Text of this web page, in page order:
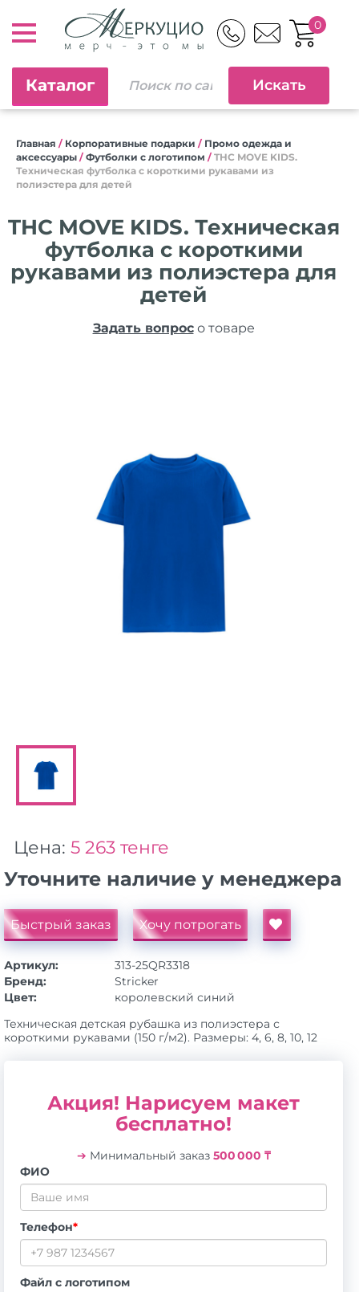
0
Каталог
Главная / Корпоративные подарки / Промо одежда и
аксессуары / Футболки с логотипом / THC MOVE KIDS.
Техническая футболка с короткими рукавами из
полиэстера для детей
THC MOVE KIDS. Техническая
футболка с короткими
рукавами из полиэстера для
детей
Задать вопросо товаре
Цена: 5 263 тенге
Уточните наличие у менеджера
Быстрый заказ Хочу потрогать
Артикул:
313-25QR3318
Бренд:
Stricker
Цвет:
королевский синий
Техническая детская рубашка из полиэстера с
короткими рукавами (150 г/м2). Размеры: 4, 6, 8, 10, 12
Акция! Нарисуем макет
бесплатно!
➔ Минимальный заказ 500 000 ₸
ФИО
Телефон*
Файл с логотипом